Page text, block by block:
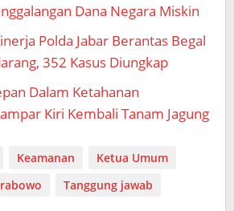
Dana Negara Miskin
Polda Jabar Berantas Begal
352 Kasus Diungkap
Dalam Ketahanan
Kiri Kembali Tanam Jagung
Keamanan
Ketua Umum
Tanggung jawab